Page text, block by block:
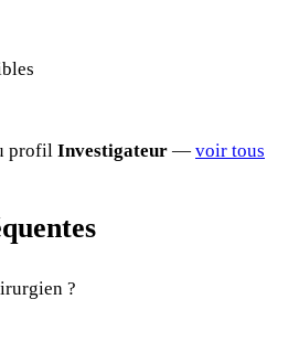
profil Investigateur — voir tous
?